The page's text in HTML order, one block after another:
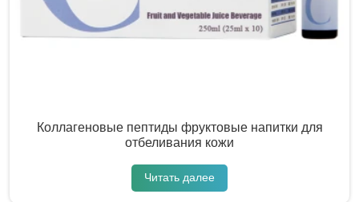
Коллагеновые пептиды фруктовые напитки для
отбеливания кожи
Читать далее